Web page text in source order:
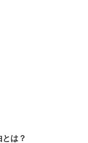
は？